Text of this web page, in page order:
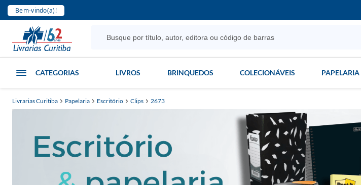
Bem-vindo(a)!
CATEGORIAS LIVROS BRINQUEDOS COLECIONÁVEIS PAPELARIA
Livrarias Curitiba Papelaria Escritório Clips 2673